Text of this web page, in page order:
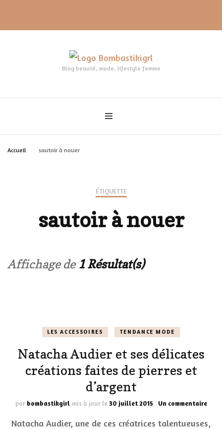
Blog beauté, mode, lifestyle femme
Accueil sautoir à nouer
ÉTIQUETTE
sautoir à nouer
Affichage de 1 Résultat(s)
LES ACCESSOIRES TENDANCE MODE
Natacha Audier et ses délicates
créations faites de pierres et
d’argent
par bombastikgirl mis à jour le30 juillet 2015 Un commentairesur
Natacha Audier, une de ces créatrices talentueuses,